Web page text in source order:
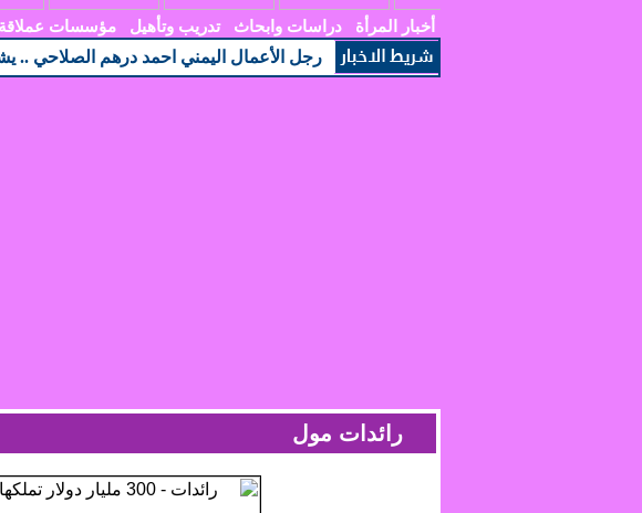
أخبار المرأة دراسات وابحاث تدريب وتأهيل مؤسسات عملاقة
رجل الأعمال اليمني احمد درهم الصلاحي ..
رائدات مول